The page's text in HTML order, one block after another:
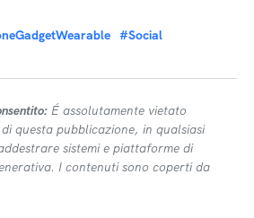
#Social
É assolutamente vietato
questa pubblicazione, in qualsiasi
sistemi e piattaforme di
I contenuti sono coperti da